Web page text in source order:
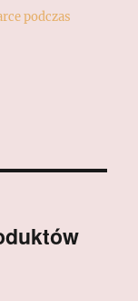
podczas